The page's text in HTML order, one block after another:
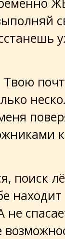
поиск
находит
не